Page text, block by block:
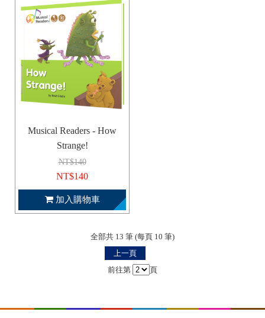
Musical Readers - How
Strange!
NT$140
NT$140
加入購物車
全部共 13 筆 (每頁 10 筆)
上一頁
前往第
頁